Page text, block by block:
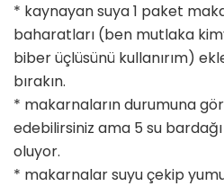
* kaynayan suya 1 paket
baharatları (ben mutlaka
biber üçlüsünü kullanırım)
bırakın.
* makarnaların durumuna
edebilirsiniz ama 5 su
oluyor.
* makarnalar suyu çekip